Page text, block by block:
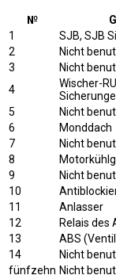
№
1
SJB, SJB
2
Nicht
3
Nicht
4
Wischer-
5
Nicht
6
Monddach
7
Nicht
8
9
Nicht
10
11
Anlasser
12
Relais des
13
ABS
14
Nicht
fünfzehn Nicht